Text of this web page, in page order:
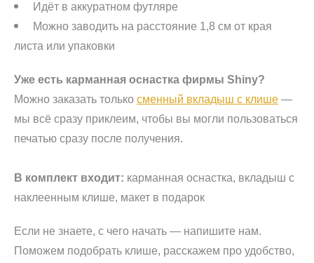
Идёт в аккуратном футляре
Можно заводить на расстояние 1,8 см от края
листа или упаковки
Уже есть карманная оснастка фирмы Shiny?
Можно заказать только сменный вкладыш с клише —
мы всё сразу приклеим, чтобы вы могли пользоваться
печатью сразу после получения.
В комплект входит: карманная оснастка, вкладыш с
наклеенным клише, макет в подарок
Если не знаете, с чего начать — напишите нам.
Поможем подобрать клише, расскажем про удобство,